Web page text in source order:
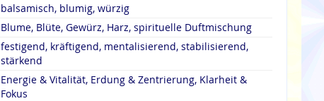
balsamisch, blumig, würzig
Blume, Blüte, Gewürz, Harz, spirituelle Duftmischung
festigend, kräftigend, mentalisierend, stabilisierend,
stärkend
Energie & Vitalität, Erdung & Zentrierung, Klarheit &
Fokus